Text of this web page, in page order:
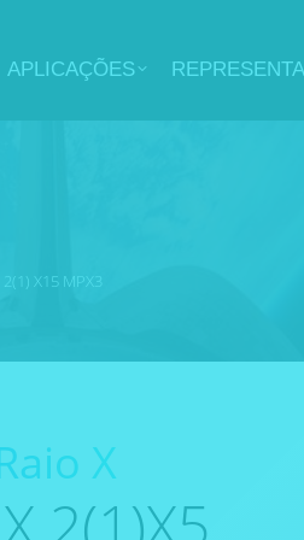
APLICAÇÕES
X15 MPX3
X